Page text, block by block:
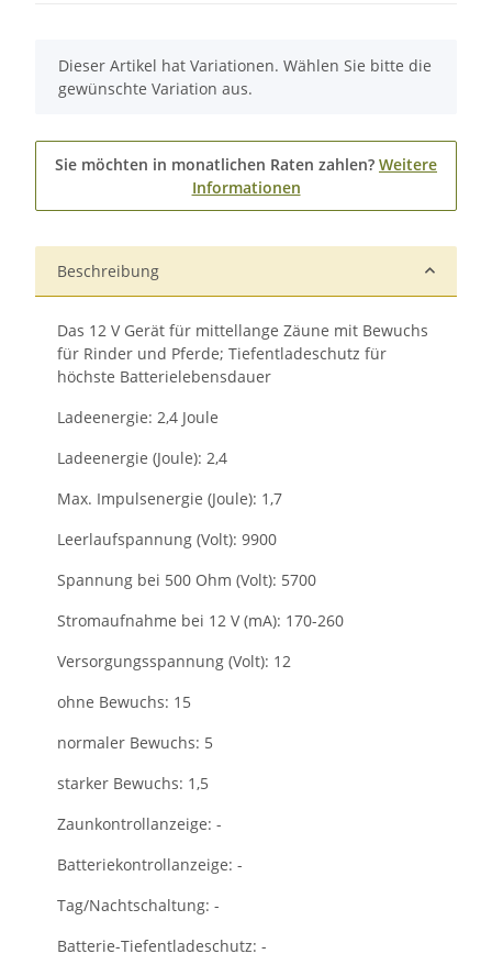
x
Dieser Artikel hat Variationen. Wählen Sie bitte die
gewünschte Variation aus.
Sie möchten in monatlichen Raten zahlen? Weitere
Informationen
Beschreibung
Das 12 V Gerät für mittellange Zäune mit Bewuchs
für Rinder und Pferde; Tiefentladeschutz für
höchste Batterielebensdauer
Ladeenergie: 2,4 Joule
Ladeenergie (Joule): 2,4
Max. Impulsenergie (Joule): 1,7
Leerlaufspannung (Volt): 9900
Spannung bei 500 Ohm (Volt): 5700
Stromaufnahme bei 12 V (mA): 170-260
Versorgungsspannung (Volt): 12
ohne Bewuchs: 15
normaler Bewuchs: 5
starker Bewuchs: 1,5
Zaunkontrollanzeige: -
Batteriekontrollanzeige: -
Tag/Nachtschaltung: -
Batterie-Tiefentladeschutz: -